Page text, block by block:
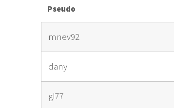
Pseudo
mnev92
dany
gl77